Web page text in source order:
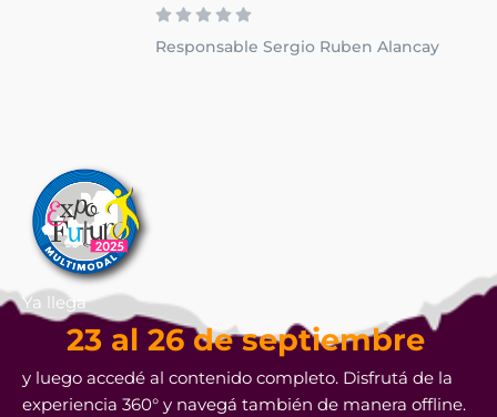
Responsable Sergio Ruben Alancay
Ya llega
23 al 26 de septiembre
y luego accedé al contenido completo. Disfrutá de la
experiencia 360° y navegá también de manera offline.